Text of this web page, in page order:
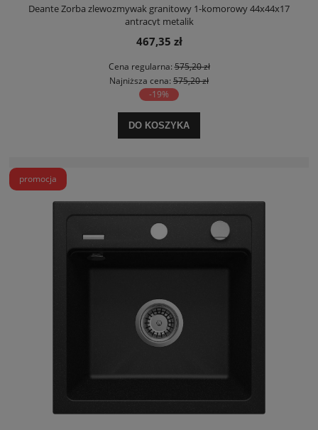
Deante Zorba zlewozmywak granitowy 1-komorowy 44x44x17
antracyt metalik
467,35 zł
Cena regularna:575,20 zł
Najniższa cena: 575,20 zł
-19%
DO KOSZYKA
promocja